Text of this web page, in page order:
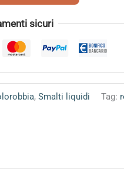
sicuri
,Smalti liquidi Tag: